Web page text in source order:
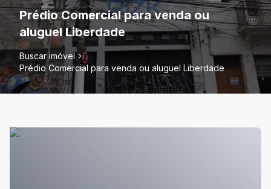
Prédio Comercial para venda ou
aluguel Liberdade
Buscar imóvel
Prédio Comercial para venda ou aluguel Liberdade